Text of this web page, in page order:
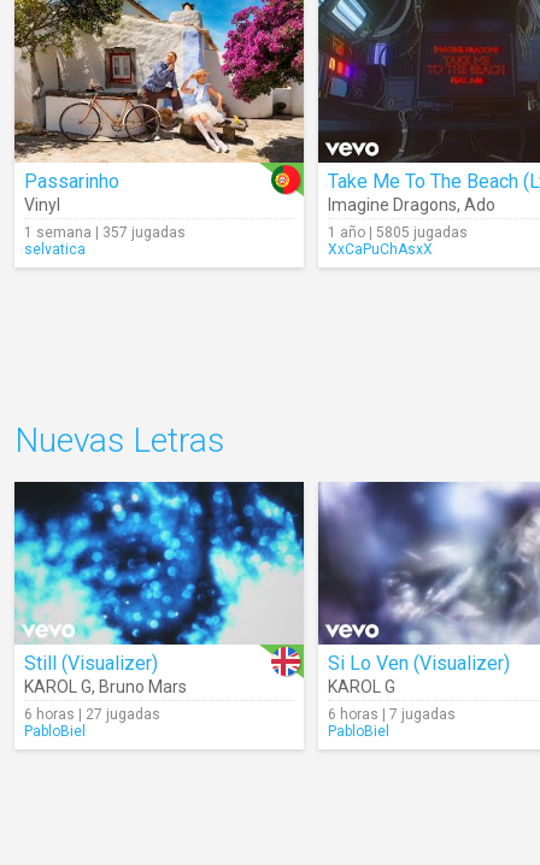
Passarinho
Vinyl
1 semana | 357 jugadas
selvatica
Imagine Dragons, Ado
1 año | 5805 jugadas
XxCaPuChAsxX
Nuevas Letras
Still (Visualizer)
KAROL G, Bruno Mars
6 horas | 27 jugadas
PabloBiel
Si Lo Ven (Visualizer)
KAROL G
6 horas | 7 jugadas
PabloBiel